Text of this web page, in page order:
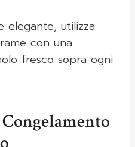
elegante, utilizza
con una
fresco sopra ogni